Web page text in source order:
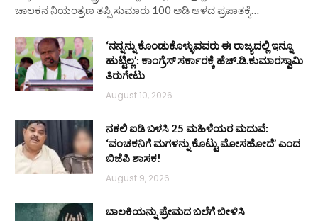
ಚಾಲಕನ ನಿಯಂತ್ರಣ ತಪ್ಪಿ ಸುಮಾರು 100 ಅಡಿ ಆಳದ ಪ್ರಪಾತಕ್ಕೆ…
‘ನನ್ನನ್ನು ಕೊಂಡುಕೊಳ್ಳುವವರು ಈ ರಾಜ್ಯದಲ್ಲಿ ಇನ್ನೂ
ಹುಟ್ಟಿಲ್ಲ’: ಕಾಂಗ್ರೆಸ್ ಸರ್ಕಾರಕ್ಕೆ ಹೆಚ್.ಡಿ.ಕುಮಾರಸ್ವಾಮಿ
ತಿರುಗೇಟು
August 10, 2026
ನಕಲಿ ಐಡಿ ಬಳಸಿ 25 ಮಹಿಳೆಯರ ಮದುವೆ:
‘ವಂಚಕನಿಗೆ ಮಗಳನ್ನು ಕೊಟ್ಟು ಮೋಸಹೋದೆ’ ಎಂದ
ಬಿಜೆಪಿ ಶಾಸಕ!
August 9, 2026
ಬಾಲಕಿಯನ್ನು ಪ್ರೇಮದ ಬಲೆಗೆ ಬೀಳಿಸಿ